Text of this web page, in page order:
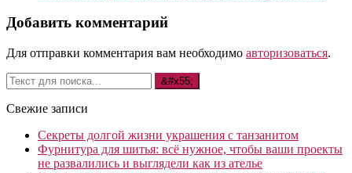
Добавить комментарий
Для отправки комментария вам необходимо авторизоваться.
Свежие записи
Секреты долгой жизни украшения с танзанитом
Фурнитура для шитья: всё нужное, чтобы ваши проекты
не развалились и выглядели как из ателье